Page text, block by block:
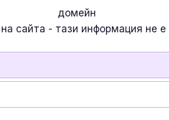
домейн
сайта - тази информация не е